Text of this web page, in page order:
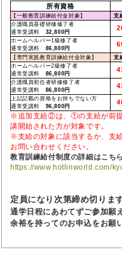
所有資格
【一般教育訓練給付金対象】 支
介護職員基礎研修修了者
通常受講料 32,800円
ホームヘルパー1級修了者
通常受講料 86,800円
【専門実践教育訓練給付金対象】 支
ホームヘルパー2級修了者
通常受講料 86,800円
介護職員初任者研修修了者
通常受講料 86,800円
上記記載の資格をお持ちでない方
通常受講料 96,800円
※追加支給②は、①の支給が前
講開始された方が対象です。
※支給の対象に該当するか、支
お問い合わせください。
教育訓練給付制度の詳細はこちら
https://www.hotlinworld.com/
定員になり次第締め切ります
通学日程にあわてずご参加願
余裕を持ってのお申込をお願